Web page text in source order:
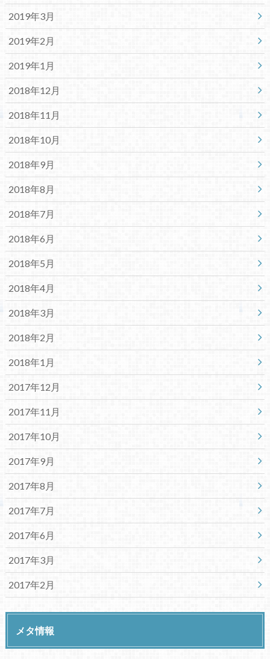
2019年3月
2019年2月
2019年1月
2018年12月
2018年11月
2018年10月
2018年9月
2018年8月
2018年7月
2018年6月
2018年5月
2018年4月
2018年3月
2018年2月
2018年1月
2017年12月
2017年11月
2017年10月
2017年9月
2017年8月
2017年7月
2017年6月
2017年3月
2017年2月
メタ情報